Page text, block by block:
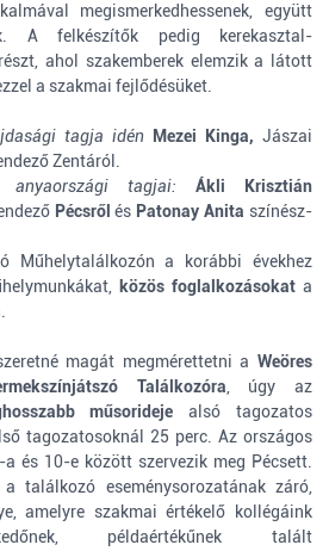
megismerkedhessenek, együtt
A felkészítők pedig kerekasztal-
ahol szakemberek elemzik a látott
a szakmai fejlődésüket.
tagja idén Mezei Kinga, Jászai
Zentáról.
anyaországi tagjai: Ákli Krisztián
Pécsről és Patonay Anita színész-
Műhelytalálkozón a korábbi évekhez
közös foglalkozásokat a
magát megmérettetni a Weöres
Találkozóra , úgy az
műsoridejealsó tagozatos
tagozatosoknál 25 perc. Az országos
és 10-e között szervezik meg Pécsett.
találkozó eseménysorozatának záró,
amelyre szakmai értékelő kollégáink
példaértékűnek talált